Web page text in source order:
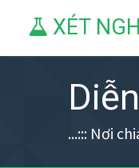
XÉT
...::: Nơi